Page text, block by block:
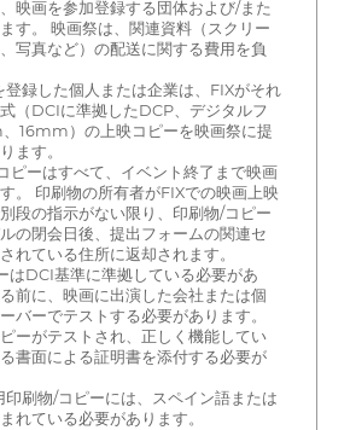
映画を参加登録する団体および/また
す。 映画祭は、関連資料（スクリー
写真など）の配送に関する費用を負
登録した個人または企業は、FIXがそれ
（DCIに準拠したDCP、デジタルフ
16mm）の上映コピーを映画祭に提
ます。
ピーはすべて、イベント終了まで映画
。 印刷物の所有者がFIXでの映画上映
段の指示がない限り、印刷物/コピー
の閉会日後、提出フォームの関連セ
れている住所に返却されます。
はDCI基準に準拠している必要があ
前に、映画に出演した会社または個
バーでテストする必要があります。
ーがテストされ、正しく機能してい
書面による証明書を添付する必要が
刷物/コピーには、スペイン語または
れている必要があります。